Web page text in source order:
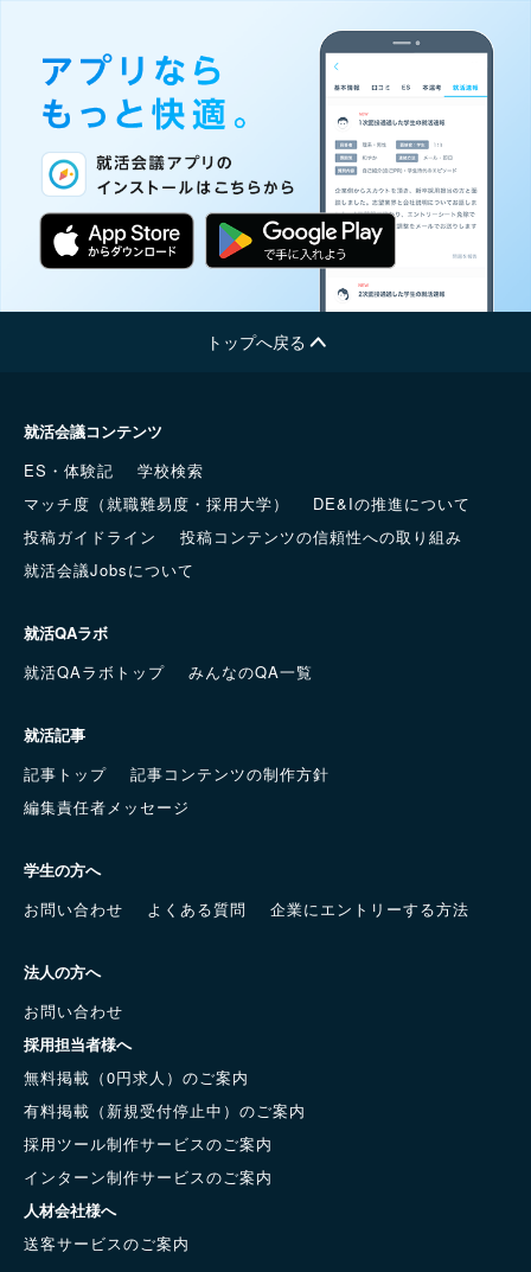
トップへ戻る
就活会議コンテンツ
ES・体験記
学校検索
マッチ度（就職難易度・採用大学）
DE&Iの推進について
投稿ガイドライン
投稿コンテンツの信頼性への取り組み
就活会議Jobsについて
就活QAラボ
就活QAラボトップ
みんなのQA一覧
就活記事
記事トップ
記事コンテンツの制作方針
編集責任者メッセージ
学生の方へ
お問い合わせ
よくある質問 企業にエントリーする方法
法人の方へ
お問い合わせ
採用担当者様へ
無料掲載（0円求人）のご案内
有料掲載（新規受付停止中）のご案内
採用ツール制作サービスのご案内
インターン制作サービスのご案内
人材会社様へ
送客サービスのご案内